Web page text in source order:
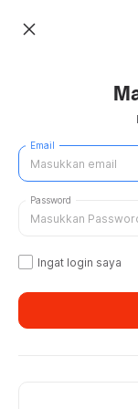
close
Email
Password
Ingat login saya